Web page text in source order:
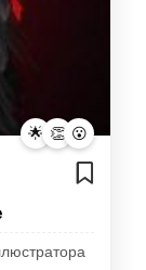
🌟 👏 😮